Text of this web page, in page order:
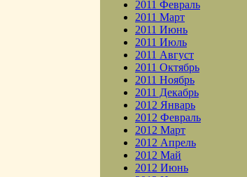
2011 Февраль
2011 Март
2011 Июнь
2011 Июль
2011 Август
2011 Октябрь
2011 Ноябрь
2011 Декабрь
2012 Январь
2012 Февраль
2012 Март
2012 Апрель
2012 Май
2012 Июнь